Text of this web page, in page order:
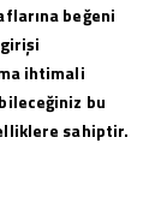
beğeni
ihtimali
bu
sahiptir.